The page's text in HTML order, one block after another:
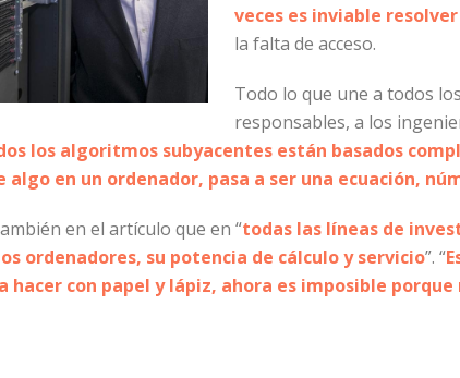
veces es inviable
la falta de acceso.
Todo lo que une a todos
responsables, a los
los algoritmos subyacentes están basados
algo en un ordenador, pasa a ser una ecuación,
en el artículo que en “todas las líneas de
ordenadores, su potencia de cálculo y servicio”. “
hacer con papel y lápiz, ahora es imposible